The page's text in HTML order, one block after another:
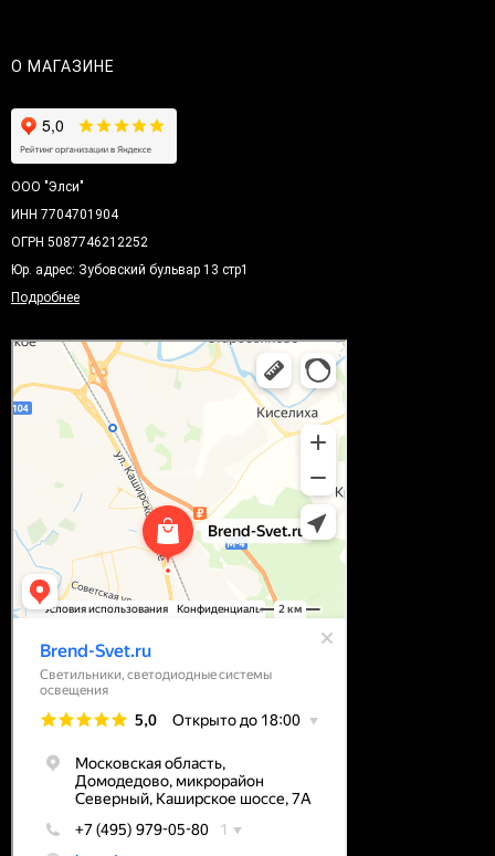
О МАГАЗИНЕ
ООО "Элси"
ИНН 7704701904
ОГРН 5087746212252
Юр. адрес: Зубовский бульвар 13 стр1
Подробнее